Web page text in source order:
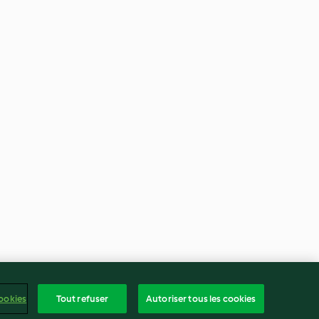
Tout refuser Autoriser tous les cookies